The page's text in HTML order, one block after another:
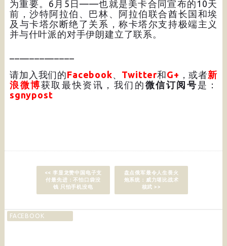
为重要。6月5日——也就是美卡合同宣布的10天
前，沙特阿拉伯、巴林、阿拉伯联合酋长国和埃
及与卡塔尔断绝了关系，称卡塔尔支持极端主义
并与什叶派的对手伊朗建立了联系。
请加入我们的Facebook、 Twitter和G+ ，或者新
浪微博获取最快资讯，我们的 微信订阅号 是：
sgnypost
<< 李显龙赞中国电子支
付最先进：不怕口袋没
钱 只怕手机没电
盘点俄军最令人生畏火
炮系统：威力堪比战术
核武 >>
FACEBOOK